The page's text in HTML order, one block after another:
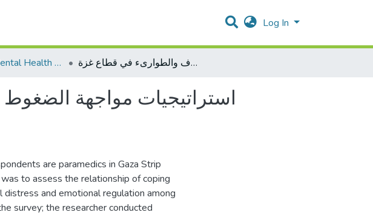
Log In
Community Mental Health الصحة النفسية المجتمعية استراتيجيات مواجهة الضغوط النفسية وعلاقتها بالتنظيم الانفعالي لدى مقدمي خدمات الاسعاف والطوارىء في قطاع غزة
استراتيجيات مواجهة الضغوط
are paramedics in Gaza Strip
to assess the relationship of coping
and emotional regulation among
survey; the researcher conducted